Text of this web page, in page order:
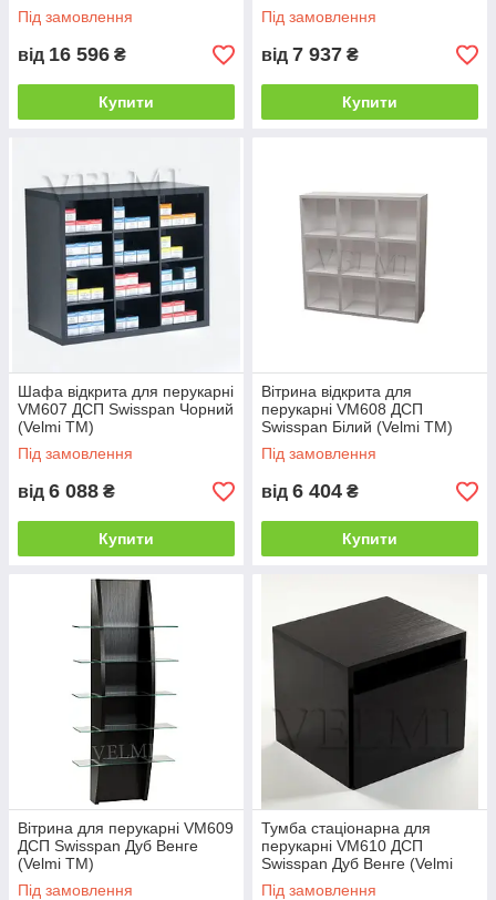
Під замовлення
від 16 596 ₴
Купити
Під замовлення
від 7 937 ₴
Купити
Шафа відкрита для перукарні
VM607 ДСП Swisspan Чорний
(Velmi TM)
Під замовлення
від 6 088 ₴
Купити
Вітрина відкрита для
перукарні VM608 ДСП
Swisspan Білий (Velmi TM)
Під замовлення
від 6 404 ₴
Купити
Вітрина для перукарні VM609
ДСП Swisspan Дуб Венге
(Velmi TM)
Під замовлення
Тумба стаціонарна для
перукарні VM610 ДСП
Swisspan Дуб Венге (Velmi
TM)
Під замовлення